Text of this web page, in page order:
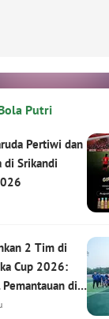
Putri
Pertiwi dan
di Srikandi
2 Tim di
Cup 2026:
di
League